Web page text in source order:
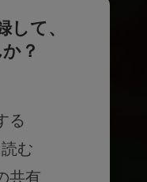
て、
？
る
む
共有
報